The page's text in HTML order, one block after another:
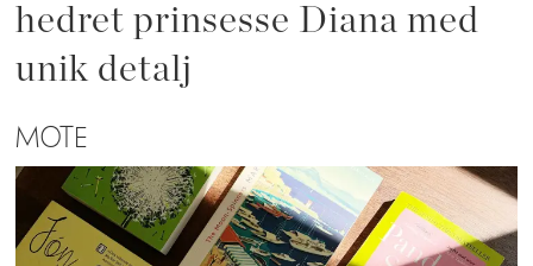
hedret prinsesse Diana med
unik detalj
MOTE